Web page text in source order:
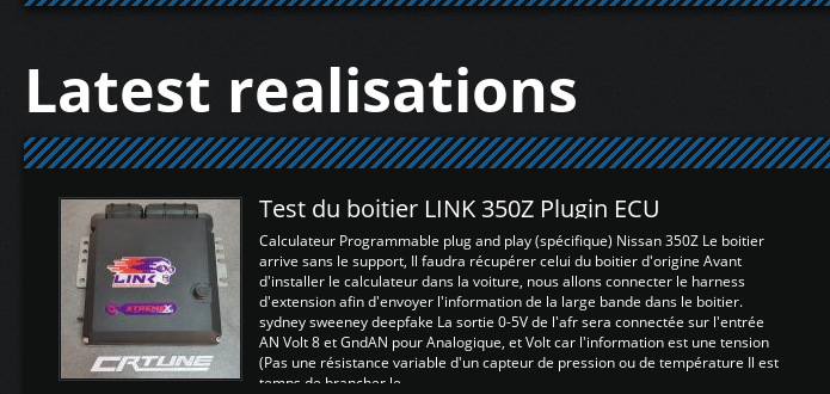
Latest realisations
Test du boitier LINK 350Z Plugin ECU
Calculateur Programmable plug and play (spécifique) Nissan 350Z Le boitier
arrive sans le support, Il faudra récupérer celui du boitier d'origine Avant
d'installer le calculateur dans la voiture, nous allons connecter le harness
d'extension afin d'envoyer l'information de la large bande dans le boitier.
sydney sweeney deepfake La sortie 0-5V de l'afr sera connectée sur l'entrée
AN Volt 8 et GndAN pour Analogique, et Volt car l'information est une tension
(Pas une résistance variable d'un capteur de pression ou de température Il est
temps de brancher le ...